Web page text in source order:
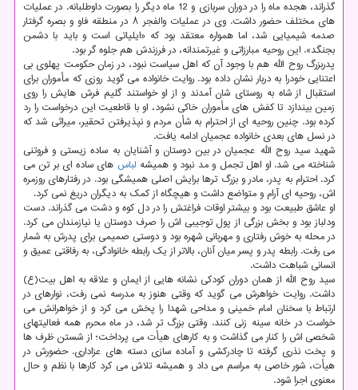
گذراند، هجده ماه را در دوران سربازی و 12 ماه دیگر را بصورت داوطلبانه. در عملیات
های مختلف حضور داشت. وی در عملیات والفجر ۸ در منطقه فاو و بصره گرفتار
صدمه شیمیایی شد، اما همواره معتقد بود که «ایلیاتی است و باید با دشمن
بجنگد». این روحیه مبارزاتی و غیرتمندانه، در فرزندش هم جلوه گر بود.
پدربزرگ روح الله هم با وجود آن که اهل سیاست نبود، در زمان حکومت پهلوی بی
اعتنایی خودرا به دربار نشان داده بود. روایت خانواده می گوید روزی که مأموران برای
استقبال از شاه به روستای شان آمدند و از او خواستند گلیم فرش هایش را روی
زمین بیندازد تا کفش های مأموران خاکی نشود، او با قاطعیت این درخواست را رد
کرده بود. چنین روحیه ای از احترام به شأن مردم و نپذیرفتن تحقیر، میراثی شد که
در نسل های بعدی خانواده عجمیان ادامه یافت.
شهید سید روح الله عجمیان در بین دوستان و آشنایان به ساده زیستی و فروتنی
شناخته می شد. او اهل تجمل و مد نبود و همیشه لباس های ساده ای بر تن می
کرد. احترام به پدر، مادر و بزرگ ترها برایش اصلی همیشگی بود. در رفتارهای روزمره
اش، روحیه ای آرام و متواضع داشت و هیچگاه از کمک به دیگران دریغ نمی کرد.
او عاشق طبیعت بود و بیشتر اوقات فراغتش را در دل کوه و دشت می گذراند. دست
ودلباز بود و بخش بزرگی از پول توجیبی اش را صرف دوستان یا نیازمندان می کرد.
در محله به خوش رفتاری و مهربانی شهره بود و دوستی صمیمی برای پدرش به شمار
می رفت. رابطه پدر و پسر میان آنان، بالاتر از یک رابطه خانوادگی، به رفاقتی عمیق و
انسانی شباهت داشت.
سید روح الله از همان دوران کودکی نشانه هایی از ایمان و علاقه به اهل بیت(ع)
داشت. روایت خواهرش می گوید که وقتی هنوز به مدرسه نمی رفت، نوارهای در
ارتباط با سخنان امام خمینی و مداحی شهدا را پخش می کرد و از خواهرانش می
خواست در خانه سینه زنی کنند. وقتی بزرگ تر شد، در ماه محرم همه فعالیتهای
شخصی اش را کنار می گذاشت و به کارهای هیأت می پرداخت؛ از شستن ظرف ها
و پخت نذری گرفته تا چادرکشی و آماده سازی دسته های عزاداری. حضورش در
هیأت، شور خاصی به مراسم می داد و همیشه تلاش می کرد کارها با نظم و حال
معنوی اجرا شود.